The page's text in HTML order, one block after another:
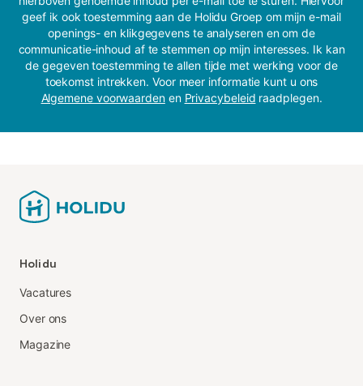
geef ik ook toestemming aan de Holidu Groep om mijn e-mail
openings- en klikgegevens te analyseren en om de
communicatie-inhoud af te stemmen op mijn interesses. Ik kan
de gegeven toestemming te allen tijde met werking voor de
toekomst intrekken. Voor meer informatie kunt u ons
Algemene voorwaardenen Privacybeleid raadplegen.
Holidu
Vacatures
Over ons
Magazine